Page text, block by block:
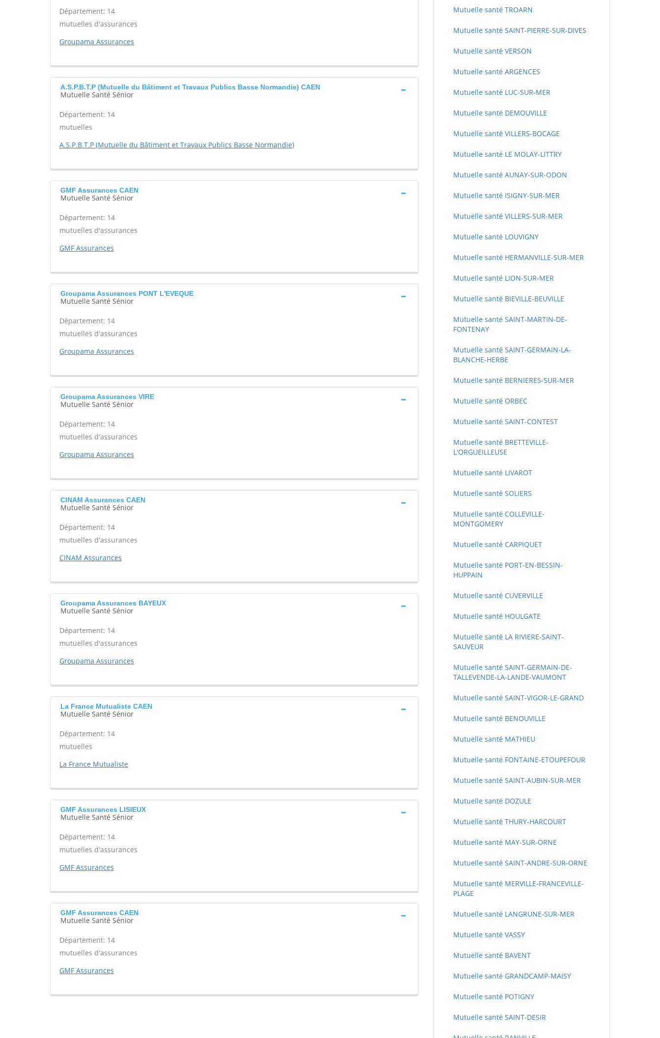
Département: 14
mutuelles d'assurances
Groupama Assurances
A.S.P.B.T.P (Mutuelle du Bâtiment et Travaux Publics Basse Normandie) CAEN
Mutuelle Santé Sénior
Département: 14
mutuelles
A.S.P.B.T.P (Mutuelle du Bâtiment et Travaux Publics Basse Normandie)
GMF Assurances CAEN
Mutuelle Santé Sénior
Département: 14
mutuelles d'assurances
GMF Assurances
Groupama Assurances PONT L'EVEQUE
Mutuelle Santé Sénior
Département: 14
mutuelles d'assurances
Groupama Assurances
Groupama Assurances VIRE
Mutuelle Santé Sénior
Département: 14
mutuelles d'assurances
Groupama Assurances
CINAM Assurances CAEN
Mutuelle Santé Sénior
Département: 14
mutuelles d'assurances
CINAM Assurances
Groupama Assurances BAYEUX
Mutuelle Santé Sénior
Département: 14
mutuelles d'assurances
Groupama Assurances
La France Mutualiste CAEN
Mutuelle Santé Sénior
Département: 14
mutuelles
La France Mutualiste
GMF Assurances LISIEUX
Mutuelle Santé Sénior
Département: 14
mutuelles d'assurances
GMF Assurances
GMF Assurances CAEN
Mutuelle Santé Sénior
Département: 14
mutuelles d'assurances
GMF Assurances
Mutuelle santé TROARN
Mutuelle santé SAINT-PIERRE-SUR-DIVES
Mutuelle santé VERSON
Mutuelle santé ARGENCES
Mutuelle santé LUC-SUR-MER
Mutuelle santé DEMOUVILLE
Mutuelle santé VILLERS-BOCAGE
Mutuelle santé LE MOLAY-LITTRY
Mutuelle santé AUNAY-SUR-ODON
Mutuelle santé ISIGNY-SUR-MER
Mutuelle santé VILLERS-SUR-MER
Mutuelle santé LOUVIGNY
Mutuelle santé HERMANVILLE-SUR-MER
Mutuelle santé LION-SUR-MER
Mutuelle santé BIEVILLE-BEUVILLE
Mutuelle santé SAINT-MARTIN-DE-
FONTENAY
Mutuelle santé SAINT-GERMAIN-LA-
BLANCHE-HERBE
Mutuelle santé BERNIERES-SUR-MER
Mutuelle santé ORBEC
Mutuelle santé SAINT-CONTEST
Mutuelle santé BRETTEVILLE-
L'ORGUEILLEUSE
Mutuelle santé LIVAROT
Mutuelle santé SOLIERS
Mutuelle santé COLLEVILLE-
MONTGOMERY
Mutuelle santé CARPIQUET
Mutuelle santé PORT-EN-BESSIN-
HUPPAIN
Mutuelle santé CUVERVILLE
Mutuelle santé HOULGATE
Mutuelle santé LA RIVIERE-SAINT-
SAUVEUR
Mutuelle santé SAINT-GERMAIN-DE-
TALLEVENDE-LA-LANDE-VAUMONT
Mutuelle santé SAINT-VIGOR-LE-GRAND
Mutuelle santé BENOUVILLE
Mutuelle santé MATHIEU
Mutuelle santé FONTAINE-ETOUPEFOUR
Mutuelle santé SAINT-AUBIN-SUR-MER
Mutuelle santé DOZULE
Mutuelle santé THURY-HARCOURT
Mutuelle santé MAY-SUR-ORNE
Mutuelle santé SAINT-ANDRE-SUR-ORNE
Mutuelle santé MERVILLE-FRANCEVILLE-
PLAGE
Mutuelle santé LANGRUNE-SUR-MER
Mutuelle santé VASSY
Mutuelle santé BAVENT
Mutuelle santé GRANDCAMP-MAISY
Mutuelle santé POTIGNY
Mutuelle santé SAINT-DESIR